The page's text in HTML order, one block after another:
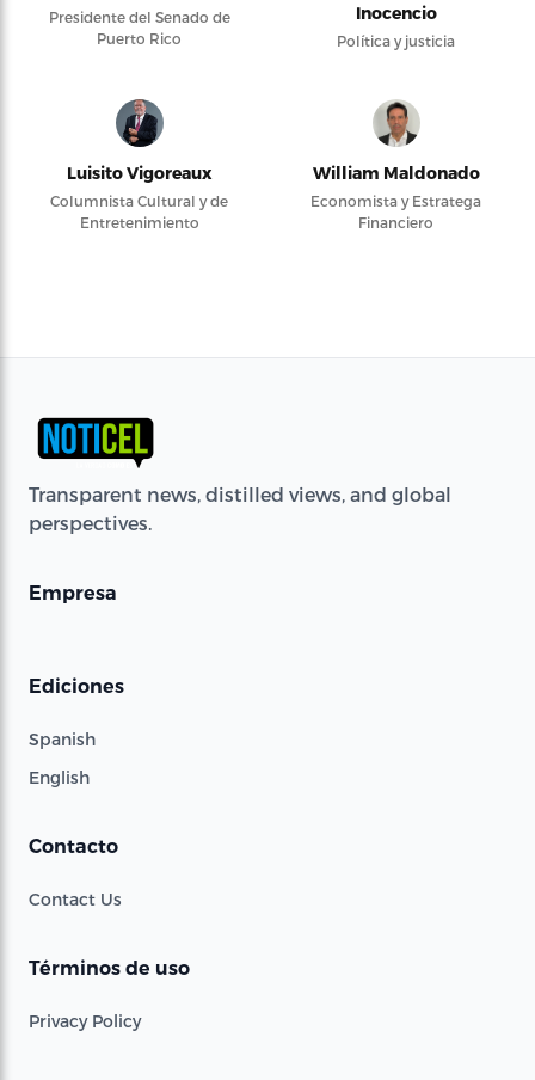
Presidente del Senado de
Puerto Rico
Inocencio
Política y justicia
Luisito Vigoreaux
Columnista Cultural y de
Entretenimiento
William Maldonado
Economista y Estratega
Financiero
Transparent news, distilled views, and global
perspectives.
Empresa
Ediciones
Spanish
English
Contacto
Contact Us
Términos de uso
Privacy Policy